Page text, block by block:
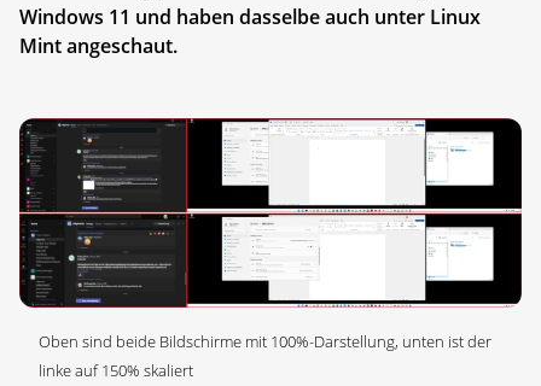
Windows 11 und haben dasselbe auch unter Linux
Mint angeschaut.
Oben sind beide Bildschirme mit 100%-Darstellung, unten ist der
linke auf 150% skaliert